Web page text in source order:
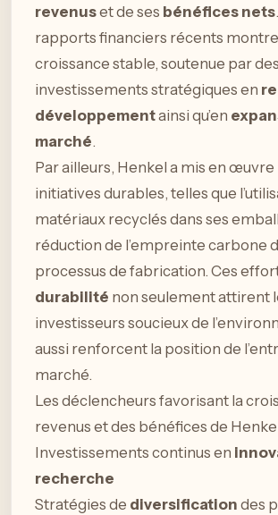
revenuset de ses bénéfices nets
rapports financiers récents
croissance stable, soutenue par des
investissements stratégiques en
développementainsi qu’en
marché.
Par ailleurs, Henkel a mis en œuvre
initiatives durables, telles que
matériaux recyclés dans ses
réduction de l’empreinte carbone
processus de fabrication. Ces
durabilité non seulement attirent
investisseurs soucieux de
aussi renforcent la position de
marché.
Les déclencheurs favorisant la
revenus et des bénéfices de
Investissements continus en
recherche
Stratégies de diversification des